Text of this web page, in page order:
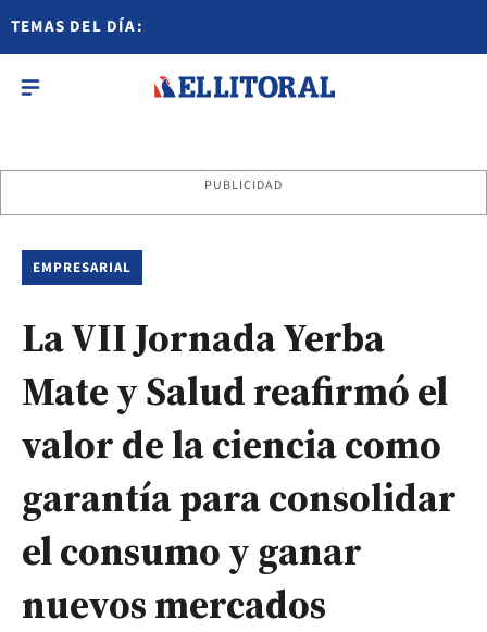
TEMAS DEL DÍA:
PUBLICIDAD
EMPRESARIAL
La VII Jornada Yerba
Mate y Salud reafirmó el
valor de la ciencia como
garantía para consolidar
el consumo y ganar
nuevos mercados